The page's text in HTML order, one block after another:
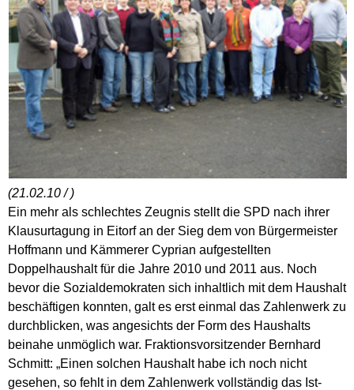
(21.02.10 / )
Ein mehr als schlechtes Zeugnis stellt die SPD nach ihrer
Klausurtagung in Eitorf an der Sieg dem von Bürgermeister
Hoffmann und Kämmerer Cyprian aufgestellten
Doppelhaushalt für die Jahre 2010 und 2011 aus. Noch
bevor die Sozialdemokraten sich inhaltlich mit dem Haushalt
beschäftigen konnten, galt es erst einmal das Zahlenwerk zu
durchblicken, was angesichts der Form des Haushalts
beinahe unmöglich war. Fraktionsvorsitzender Bernhard
Schmitt: „Einen solchen Haushalt habe ich noch nicht
gesehen, so fehlt in dem Zahlenwerk vollständig das Ist-